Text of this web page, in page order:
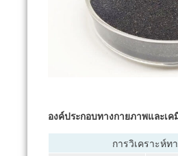
องค์ประกอบทางกายภาพและเค
การวิเคราะห์ท